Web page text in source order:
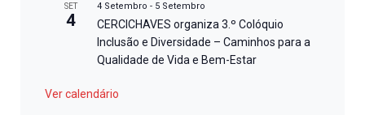
SET
4
4 Setembro - 5 Setembro
CERCICHAVES organiza 3.º Colóquio
Inclusão e Diversidade – Caminhos para a
Qualidade de Vida e Bem-Estar
Ver calendário